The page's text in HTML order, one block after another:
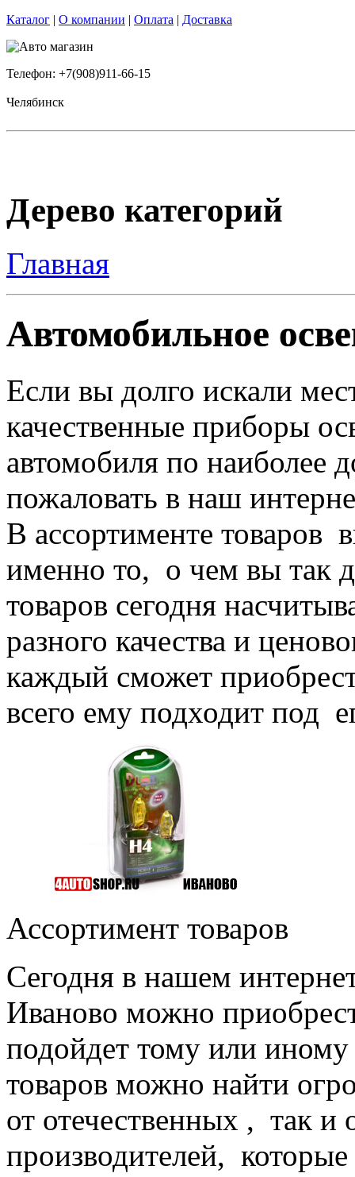
Каталог | О компании | Оплата | Доставка
Телефон: +7(908)911-66-15
Челябинск
Дерево категорий
Главная
Автомобильное
Если вы долго искали
качественные приборы
автомобиля по наиболее
пожаловать в наш
В ассортименте товаров
именно то, о чем вы так
товаров сегодня
разного качества и
каждый сможет
всего ему подходит под
Ассортимент товаров
Сегодня в нашем
Иваново можно
подойдет тому или
товаров можно найти
от отечественных , так
производителей,